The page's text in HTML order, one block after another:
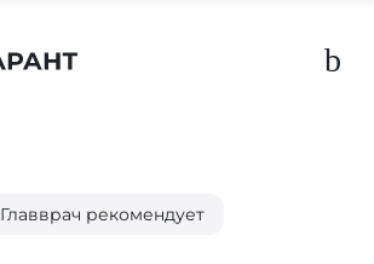
b
Главврач рекомендует